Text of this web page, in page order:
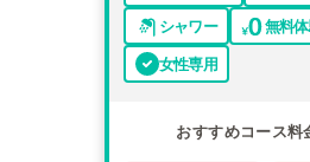
シャワー
無料
女性専用
おすすめコース料